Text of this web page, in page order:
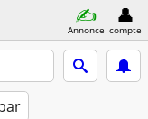
Annonce compte